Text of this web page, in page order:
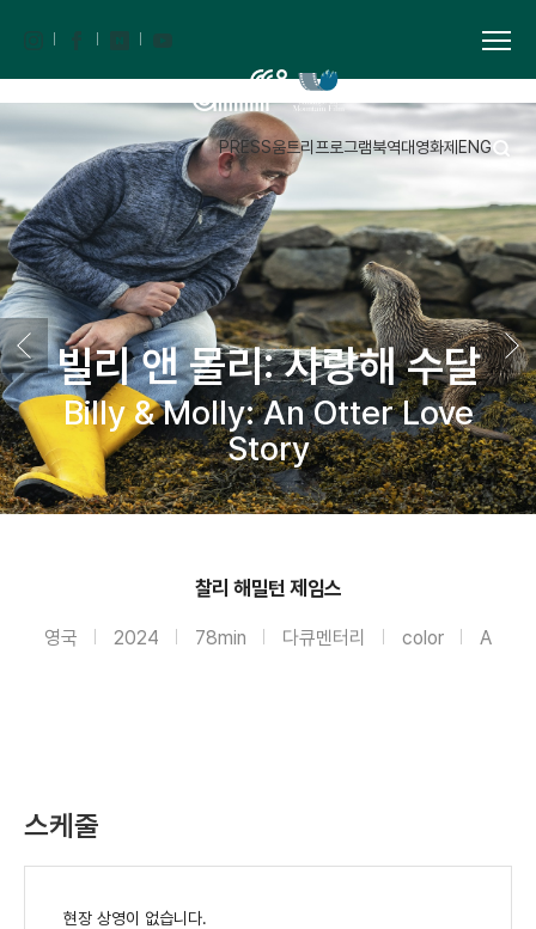
PRESS움트리 프로그램북역대영화제ENG
빌리 앤 몰리: 사랑해 수달
Billy & Molly: An Otter Love
Story
찰리 해밀턴 제임스
영국 2024 78min 다큐멘터리 color A
스케줄
현장 상영이 없습니다.